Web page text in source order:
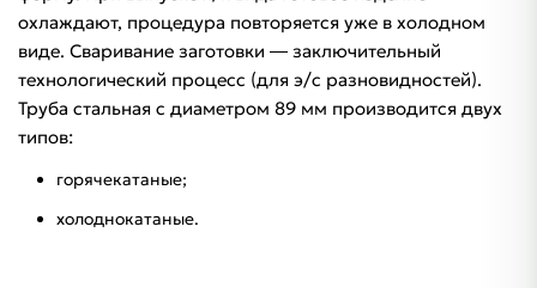
охлаждают, процедура повторяется уже в холодном
виде. Сваривание заготовки ― заключительный
технологический процесс (для э/с разновидностей).
Труба стальная с диаметром 89 мм производится двух
типов:
горячекатаные;
холоднокатаные.